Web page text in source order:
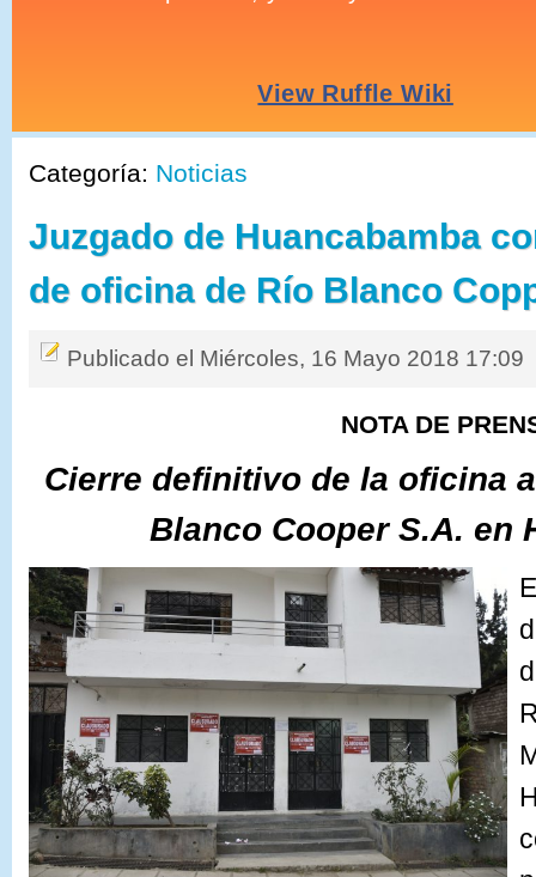
Categoría: Noticias
Juzgado de Huancabamba
de oficina de Río Blanco
Publicado el Miércoles, 16 Mayo 2018 17:09
NOTA DE
Cierre definitivo de la oficina
Blanco Cooper S.A. en